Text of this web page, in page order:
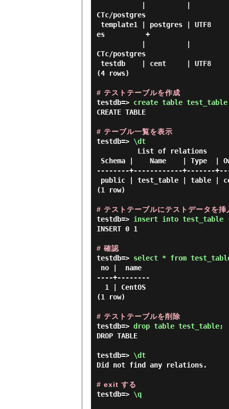
CTc/postgres
es          +
CTc/postgres
(4 rows)
# テストテーブルを作成
testdb=> create table
CREATE TABLE
# テーブル一覧を表示
testdb=> \dt
--------+------------+-------
(1 row)
# テストテーブルにテストデータを挿
testdb=> insert into test_table
INSERT 0 1
# 確認
testdb=> select * from
----+--------
(1 row)
# テストテーブルを削除
testdb=> drop table test_table;
DROP TABLE
testdb=> \dt
Did not find any relations.
# exit する
testdb=> \q